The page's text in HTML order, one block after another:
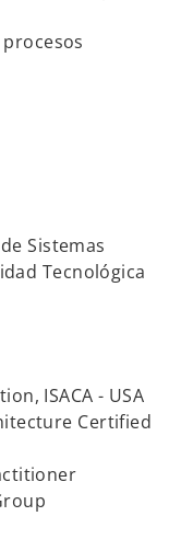
Sistemas
Tecnológica
ISACA - USA
Certified